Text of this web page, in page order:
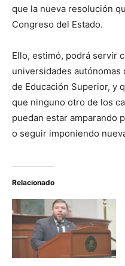
que la nueva resolución
Congreso del Estado.
Ello, estimó, podrá servir
universidades autónomas
de Educación Superior, y
que ninguno otro de los
puedan estar amparando
o seguir imponiendo
Relacionado